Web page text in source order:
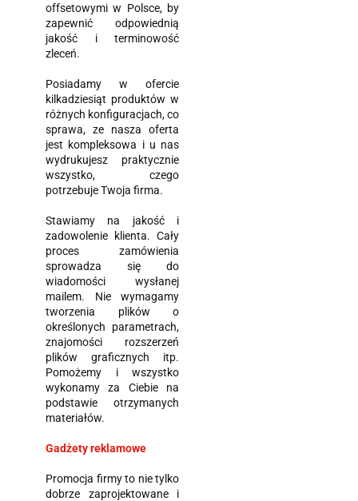
offsetowymi w Polsce, by
zapewnić odpowiednią
jakość i terminowość
zleceń.
Posiadamy w ofercie
kilkadziesiąt produktów w
różnych konfiguracjach, co
sprawa, ze nasza oferta
jest kompleksowa i u nas
wydrukujesz praktycznie
wszystko, czego
potrzebuje Twoja firma.
Stawiamy na jakość i
zadowolenie klienta. Cały
proces zamówienia
sprowadza się do
wiadomości wysłanej
mailem. Nie wymagamy
tworzenia plików o
określonych parametrach,
znajomości rozszerzeń
plików graficznych itp.
Pomożemy i wszystko
wykonamy za Ciebie na
podstawie otrzymanych
materiałów.
Gadżety reklamowe
Promocja firmy to nie tylko
dobrze zaprojektowane i